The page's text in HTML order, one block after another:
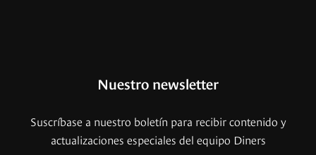
Nuestro newsletter
Suscríbase a nuestro boletín para recibir contenido y
actualizaciones especiales del equipo Diners